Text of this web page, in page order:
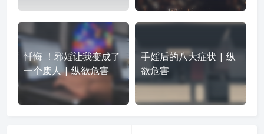
忏悔 ！邪婬让我变成了
一个废人 | 纵欲危害
手婬后的八大症状 | 纵
欲危害